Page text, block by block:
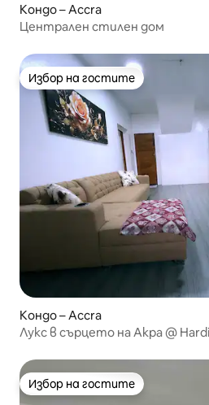
Кондо – Accra
Централен стилен дом
Избор на гостите
Избор на гостите
Кондо – Accra
Лукс в сърцето на Акра @
Избор на гостите
Избор на гостите